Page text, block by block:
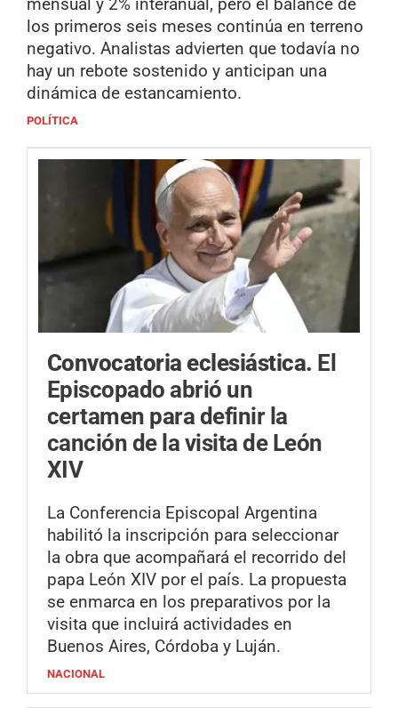
mensual y 2% interanual, pero el balance de
los primeros seis meses continúa en terreno
negativo. Analistas advierten que todavía no
hay un rebote sostenido y anticipan una
dinámica de estancamiento.
POLÍTICA
Convocatoria eclesiástica. El
Episcopado abrió un
certamen para definir la
canción de la visita de León
XIV
La Conferencia Episcopal Argentina
habilitó la inscripción para seleccionar
la obra que acompañará el recorrido del
papa León XIV por el país. La propuesta
se enmarca en los preparativos por la
visita que incluirá actividades en
Buenos Aires, Córdoba y Luján.
NACIONAL